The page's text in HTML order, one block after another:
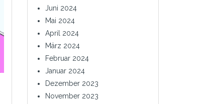
Juni 2024
Mai 2024
April 2024
März 2024
Februar 2024
Januar 2024
Dezember 2023
November 2023